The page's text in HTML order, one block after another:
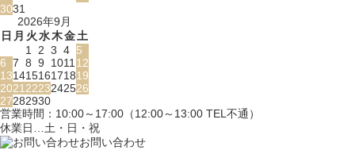
3031
2026年9月
日 月 火水木金土
1
2 3 4 5
6 7 8 9 1011 12
13141516171819
2021 2223242526
27282930
営業時間：10:00～17:00（12:00～13:00 TEL不通）
休業日…土・日・祝
お問い合わせ